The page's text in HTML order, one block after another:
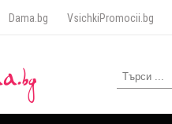
Dama.bg VsichkiPromocii.bg